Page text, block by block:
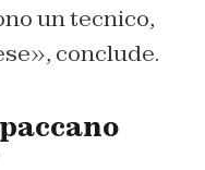
un tecnico,
conclude.